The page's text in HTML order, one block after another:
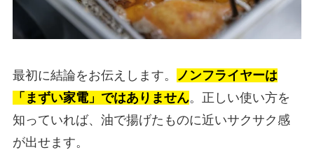
最初に結論をお伝えします。
ノンフライヤーは
「まずい家電」ではありません。正しい使い方を
知っていれば、油で揚げたものに近いサクサク感
が出せます。